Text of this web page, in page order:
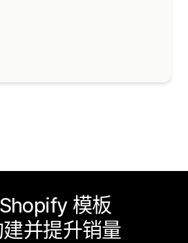
模板
并提升销量